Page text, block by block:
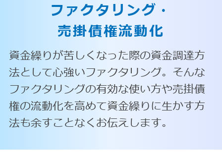
ファクタリング・
売掛債権流動化
資金繰りが苦しくなった際の資金調達方
法として心強いファクタリング。そんな
ファクタリングの有効な使い方や売掛債
権の流動化を高めて資金繰りに生かす方
法も余すことなくお伝えします。